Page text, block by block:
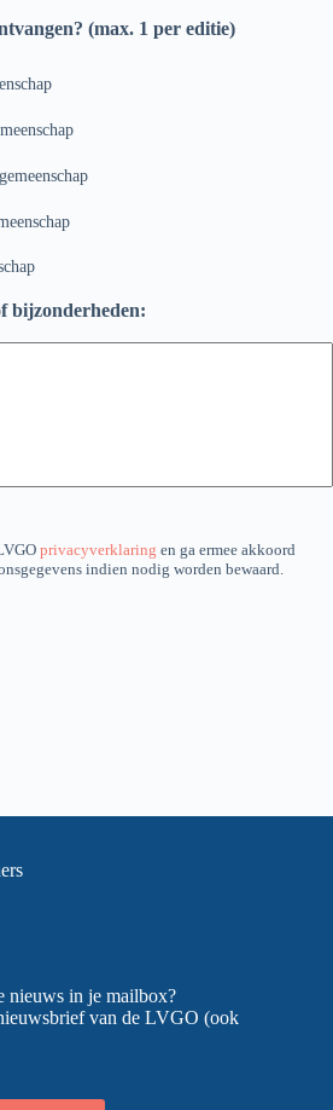
(max. 1 per editie)
bijzonderheden:
privacyverklaring en ga ermee akkoord
indien nodig worden bewaard.
nieuws in je mailbox?
van de LVGO (ook